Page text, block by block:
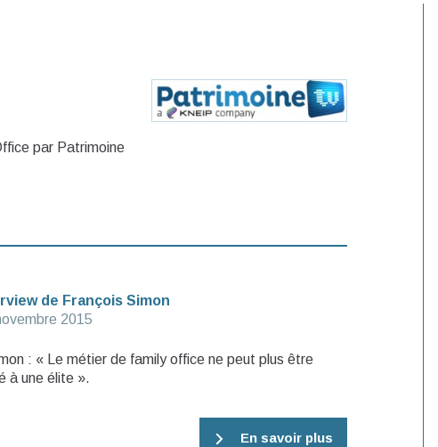
par Patrimoine
de François Simon
2015
: « Le métier de family office ne peut plus être
à une élite ».
En savoir plus